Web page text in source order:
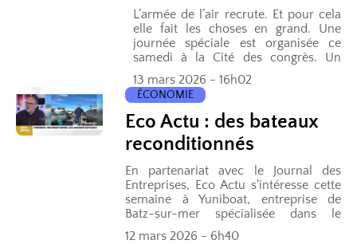
L’armée de l’air recrute. Et pour cela
elle fait les choses en grand. Une
journée spéciale est organisée ce
samedi à la Cité des congrès. Un
évènement gratuit, sur inscription.
Pour en parler,...
13 mars 2026 - 16h02
ÉCONOMIE
Eco Actu : des bateaux
reconditionnés
En partenariat avec le Journal des
Entreprises, Eco Actu s'intéresse cette
semaine à Yuniboat, entreprise de
Batz-sur-mer spécialisée dans le
reconditionnement des bateaux.
12 mars 2026 - 6h40